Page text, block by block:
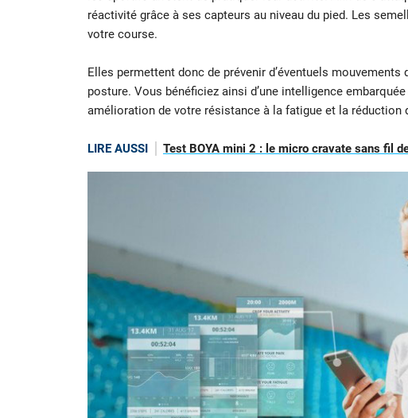
réactivité grâce à ses capteurs au niveau du pied. Les
votre course.
Elles permettent donc de prévenir d’éventuels
posture. Vous bénéficiez ainsi d’une intelligence
amélioration de votre résistance à la fatigue et la réduction
LIRE AUSSI Test BOYA mini 2 : le micro cravate sans fil